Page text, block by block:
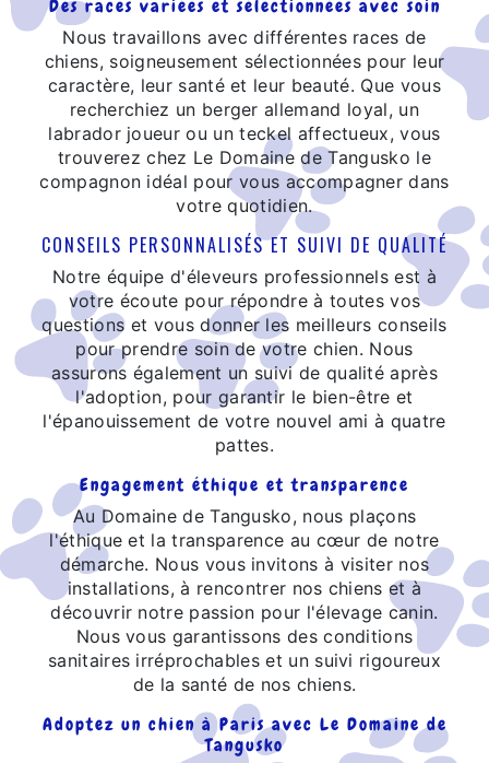
Des races variées et sélectionnées avec soin
Nous travaillons avec différentes races de
chiens, soigneusement sélectionnées pour leur
caractère, leur santé et leur beauté. Que vous
recherchiez un berger allemand loyal, un
labrador joueur ou un teckel affectueux, vous
trouverez chez Le Domaine de Tangusko le
compagnon idéal pour vous accompagner dans
votre quotidien.
CONSEILS PERSONNALISÉS ET SUIVI DE QUALITÉ
Notre équipe d'éleveurs professionnels est à
votre écoute pour répondre à toutes vos
questions et vous donner les meilleurs conseils
pour prendre soin de votre chien. Nous
assurons également un suivi de qualité après
l'adoption, pour garantir le bien-être et
l'épanouissement de votre nouvel ami à quatre
pattes.
Engagement éthique et transparence
Au Domaine de Tangusko, nous plaçons
l'éthique et la transparence au cœur de notre
démarche. Nous vous invitons à visiter nos
installations, à rencontrer nos chiens et à
découvrir notre passion pour l'élevage canin.
Nous vous garantissons des conditions
sanitaires irréprochables et un suivi rigoureux
de la santé de nos chiens.
Adoptez un chien à Paris avec Le Domaine de
Tangusko